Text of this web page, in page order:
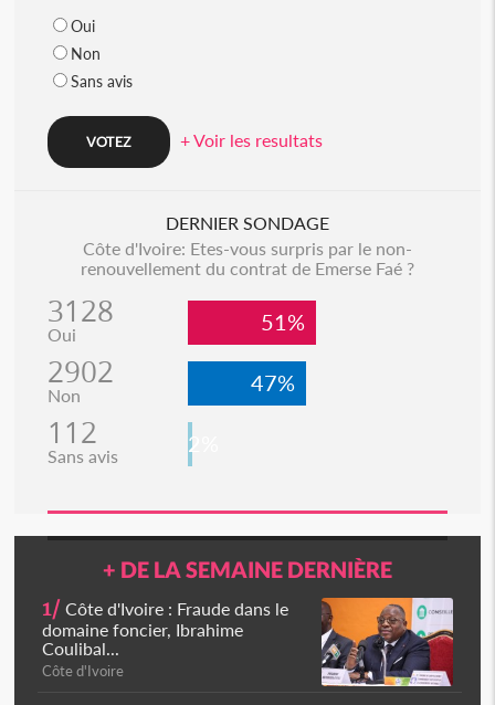
Oui
Non
Sans avis
+ Voir les resultats
DERNIER SONDAGE
Côte d'Ivoire: Etes-vous surpris par le non-
renouvellement du contrat de Emerse Faé ?
3128
Oui 51%
2902
Non 47%
112
Sans avis 2%
+ DE LA SEMAINE DERNIÈRE
1/ Côte d'Ivoire : Fraude dans le
domaine foncier, Ibrahime
Coulibal...
Côte d'Ivoire